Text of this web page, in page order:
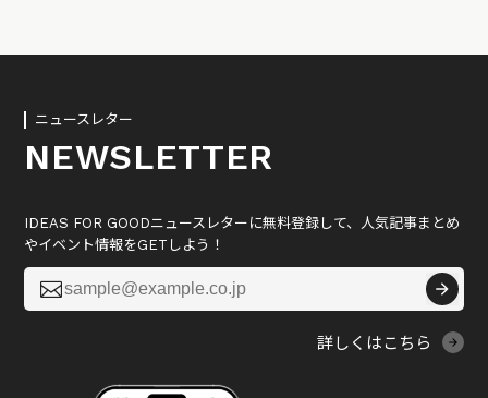
ニュースレター
NEWSLETTER
IDEAS FOR GOODニュースレターに無料登録して、人気記事まとめ
やイベント情報をGETしよう！

詳しくはこちら